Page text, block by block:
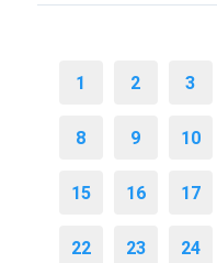
1 2 3
8 9 10
15 16 17
22 23 24